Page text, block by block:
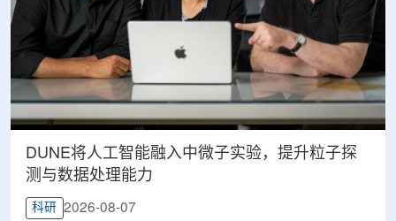
DUNE将人工智能融入中微子实验，提升粒子探
测与数据处理能力
科研 2026-08-07